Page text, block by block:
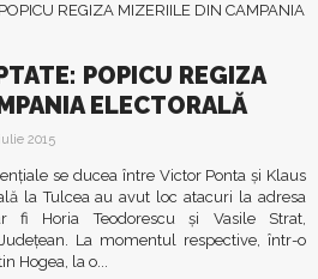
POPICU REGIZA
ELECTORALĂ
2015
se ducea între Victor Ponta şi Klaus
la Tulcea au avut loc atacuri la adresa
Horia Teodorescu şi Vasile Strat,
La momentul respective, într-o
Hogea, la o...